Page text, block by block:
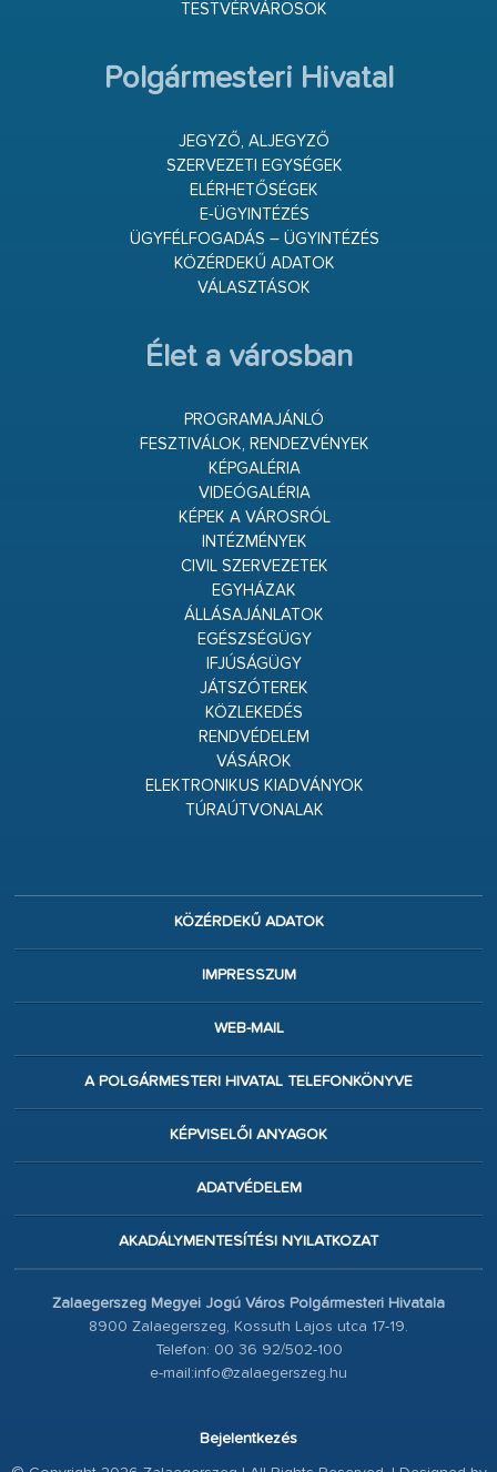
TESTVÉRVÁROSOK
Polgármesteri Hivatal
JEGYZŐ, ALJEGYZŐ
SZERVEZETI EGYSÉGEK
ELÉRHETŐSÉGEK
E-ÜGYINTÉZÉS
ÜGYFÉLFOGADÁS – ÜGYINTÉZÉS
KÖZÉRDEKŰ ADATOK
VÁLASZTÁSOK
Élet a városban
PROGRAMAJÁNLÓ
FESZTIVÁLOK, RENDEZVÉNYEK
KÉPGALÉRIA
VIDEÓGALÉRIA
KÉPEK A VÁROSRÓL
INTÉZMÉNYEK
CIVIL SZERVEZETEK
EGYHÁZAK
ÁLLÁSAJÁNLATOK
EGÉSZSÉGÜGY
IFJÚSÁGÜGY
JÁTSZÓTEREK
KÖZLEKEDÉS
RENDVÉDELEM
VÁSÁROK
ELEKTRONIKUS KIADVÁNYOK
TÚRAÚTVONALAK
KÖZÉRDEKŰ ADATOK
IMPRESSZUM
WEB-MAIL
A POLGÁRMESTERI HIVATAL TELEFONKÖNYVE
KÉPVISELŐI ANYAGOK
ADATVÉDELEM
AKADÁLYMENTESÍTÉSI NYILATKOZAT
Zalaegerszeg Megyei Jogú Város Polgármesteri Hivatala
8900 Zalaegerszeg, Kossuth Lajos utca 17-19.
Telefon: 00 36 92/502-100
e-mail:info@zalaegerszeg.hu
Bejelentkezés